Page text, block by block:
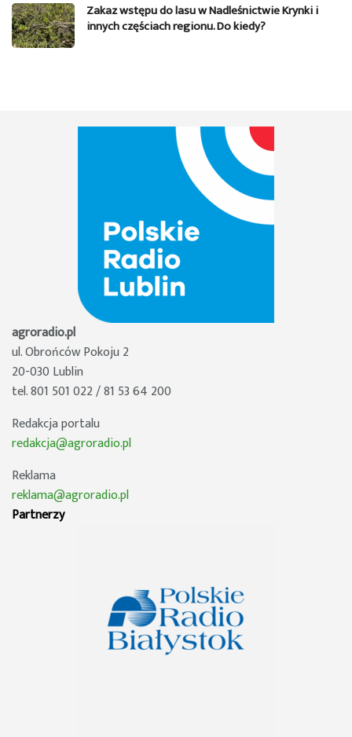
Zakaz wstępu do lasu w Nadleśnictwie Krynki i
innych częściach regionu. Do kiedy?
agroradio.pl
ul. Obrońców Pokoju 2
20-030 Lublin
tel. 801 501 022 / 81 53 64 200
Redakcja portalu
redakcja@agroradio.pl
Reklama
reklama@agroradio.pl
Partnerzy